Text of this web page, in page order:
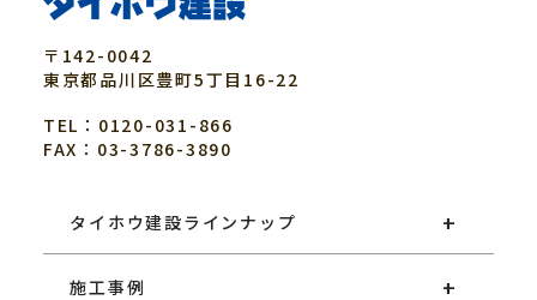
〒142-0042
東京都 品川区豊町5丁目16-22
TEL：0120-031-866
FAX：03-3786-3890
タイホウ建設ラインナップ
施工事例